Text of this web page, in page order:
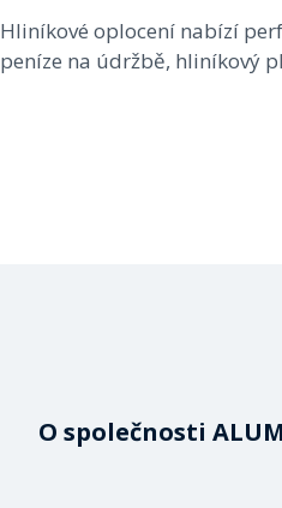
Hliníkové oplocení nabízí
peníze na údržbě, hliníkový
O společnosti